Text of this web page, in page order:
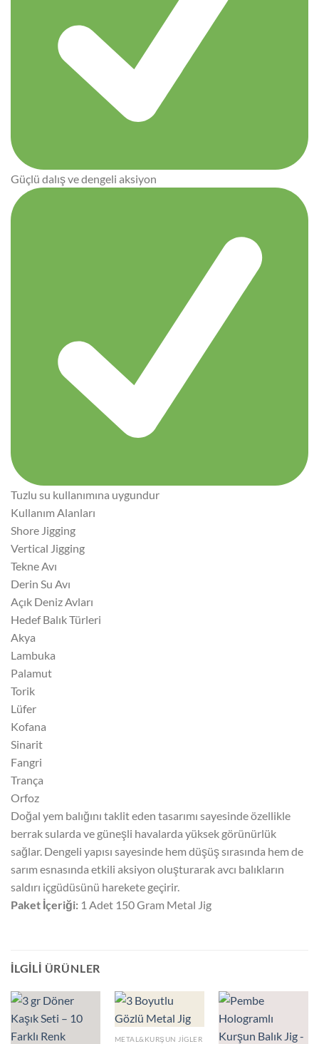
Güçlü dalış ve dengeli aksiyon
Tuzlu su kullanımına uygundur
Kullanım Alanları
Shore Jigging
Vertical Jigging
Tekne Avı
Derin Su Avı
Açık Deniz Avları
Hedef Balık Türleri
Akya
Lambuka
Palamut
Torik
Lüfer
Kofana
Sinarit
Fangri
Trança
Orfoz
Doğal yem balığını taklit eden tasarımı sayesinde özellikle
berrak sularda ve güneşli havalarda yüksek görünürlük
sağlar. Dengeli yapısı sayesinde hem düşüş sırasında hem de
sarım esnasında etkili aksiyon oluşturarak avcı balıkların
saldırı içgüdüsünü harekete geçirir.
Paket İçeriği: 1 Adet 150 Gram Metal Jig
İLGILI ÜRÜNLER
METAL&KURŞUN JIGLER